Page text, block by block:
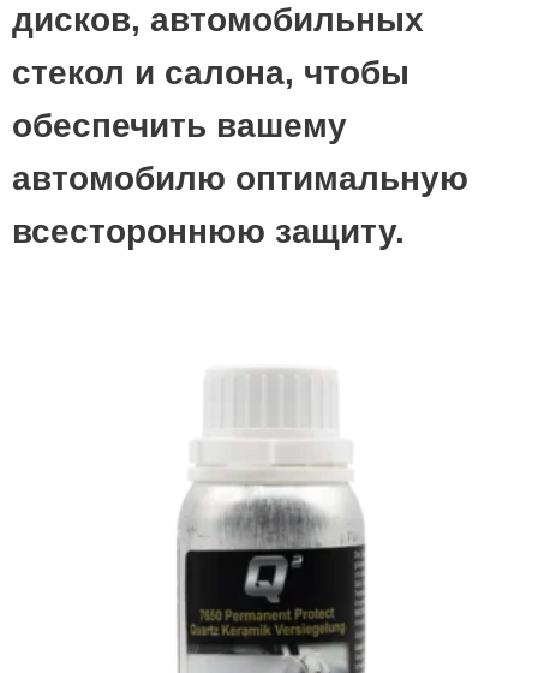
дисков, автомобильных
стекол и салона, чтобы
обеспечить вашему
автомобилю оптимальную
всестороннюю защиту.